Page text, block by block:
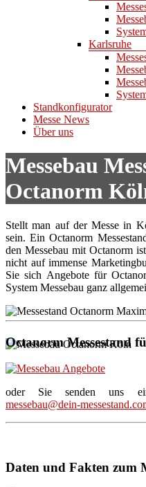
Karlsruhe
Standkonfigurator
Messe News
Über uns
Messebau
Octanorm
Stellt man auf der Messe in
sein. Ein Octanorm
den Messebau mit Octanorm
nicht auf immense
Sie sich Angebote für
System Messebau ganz
Octanorm Messestand
oder Sie senden uns
messebau@dein-
Daten und Fakten zum